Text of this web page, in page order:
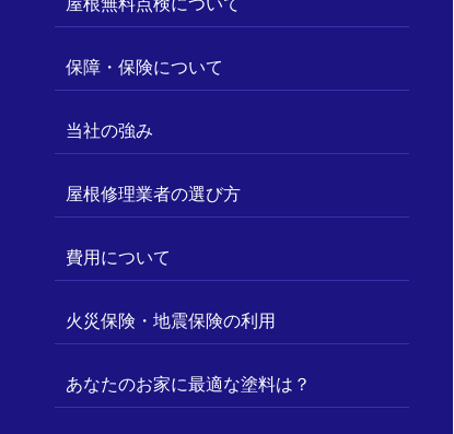
保障・保険について
当社の強み
屋根修理業者の選び方
費用について
火災保険・地震保険の利用
あなたのお家に最適な塗料は？